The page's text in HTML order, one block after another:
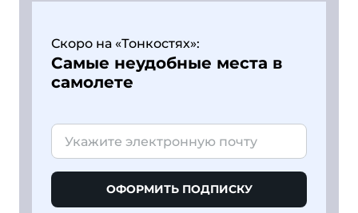
Скоро на «Тонкостях»:
Самые неудобные места в
самолете
ОФОРМИТЬ ПОДПИСКУ